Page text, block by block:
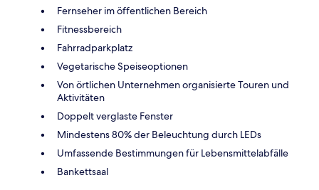
Fernseher im öffentlichen Bereich
Fitnessbereich
Fahrradparkplatz
Vegetarische Speiseoptionen
Von örtlichen Unternehmen organisierte Touren und
Aktivitäten
Doppelt verglaste Fenster
Mindestens 80% der Beleuchtung durch LEDs
Umfassende Bestimmungen für Lebensmittelabfälle
Bankettsaal